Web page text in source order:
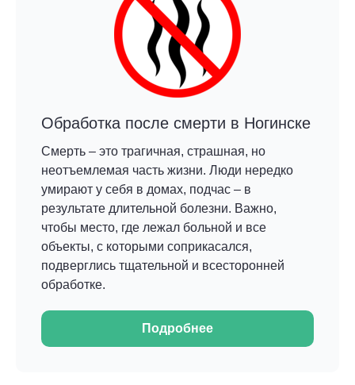
Обработка после смерти в Ногинске
Смерть – это трагичная, страшная, но
неотъемлемая часть жизни. Люди нередко
умирают у себя в домах, подчас – в
результате длительной болезни. Важно,
чтобы место, где лежал больной и все
объекты, с которыми соприкасался,
подверглись тщательной и всесторонней
обработке.
Подробнее